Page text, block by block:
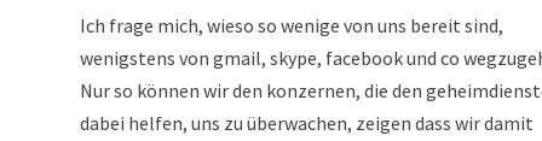
Ich frage mich, wieso so wenige von uns bereit sind,
wenigstens von gmail, skype, facebook und co
Nur so können wir den konzernen, die den
dabei helfen, uns zu überwachen, zeigen dass wir damit